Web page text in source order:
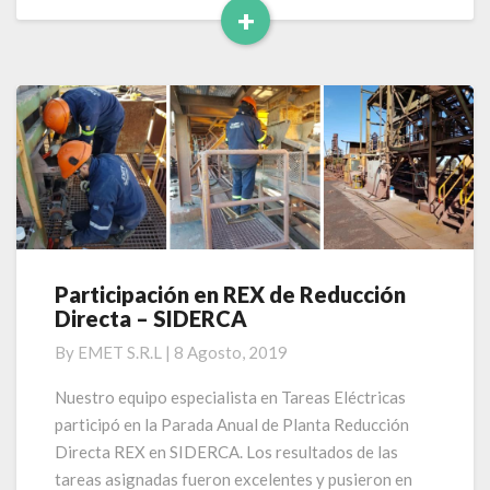
+
Leer
Participación
en
de
Reducción
–
SIDERCA
Participación en REX de Reducción
Directa – SIDERCA
By EMET S.R.L | 8 Agosto, 2019
Nuestro equipo especialista en Tareas Eléctricas
participó en la Parada Anual de Planta Reducción
Directa REX en SIDERCA. Los resultados de las
tareas asignadas fueron excelentes y pusieron en